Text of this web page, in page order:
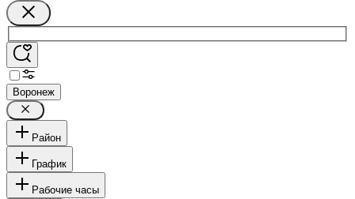
Воронеж
Район
График
Рабочие часы